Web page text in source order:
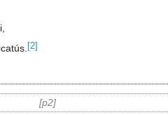
[2]
p2